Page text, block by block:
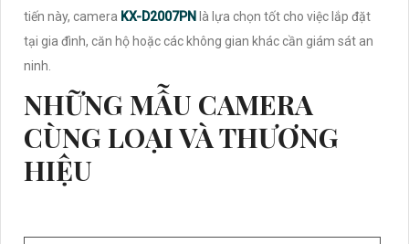
tiến này, camera KX-D2007PN là lựa chọn tốt cho việc lắp đặt
tại gia đình, căn hộ hoặc các không gian khác cần giám sát an
ninh.
NHỮNG MẪU CAMERA
CÙNG LOẠI VÀ THƯƠNG
HIỆU